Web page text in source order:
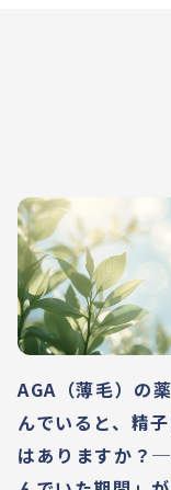
AGA（薄毛）の
んでいると、精
はありますか？